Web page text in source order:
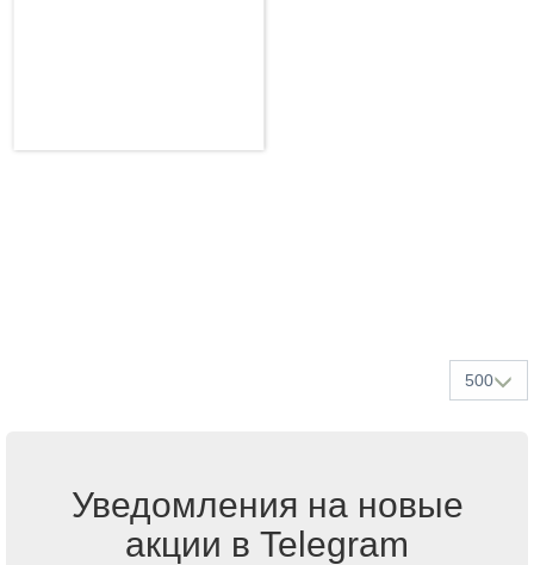
500
Уведомления на новые
акции в Telegram